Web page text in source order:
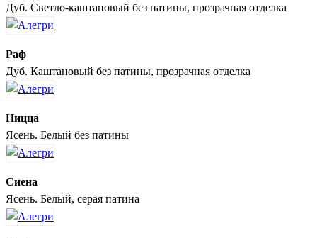
Дуб. Светло-каштановый без патины, прозрачная отделка
Раф
Дуб. Каштановый без патины, прозрачная отделка
Ницца
Ясень. Белый без патины
Сиена
Ясень. Белый, серая патина